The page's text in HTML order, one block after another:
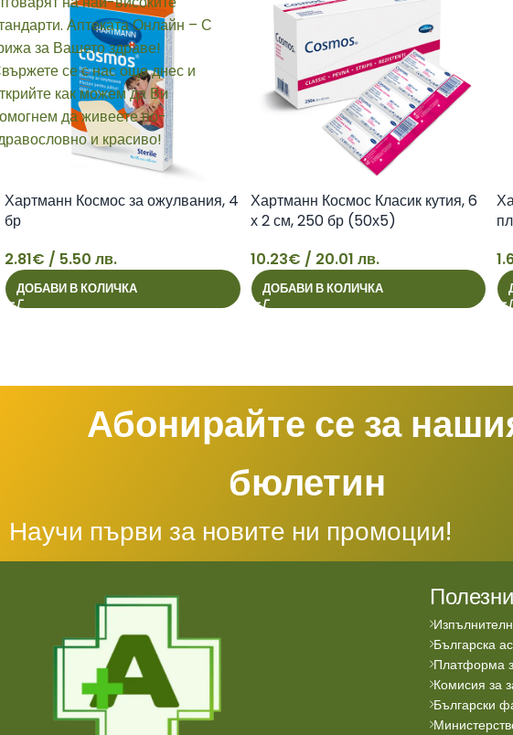
Хартманн Космос за ожулвания, 4
бр
2.81€ / 5.50 лв.
ДОБАВИ В КОЛИЧКА
Хартманн Космос Класик кутия, 6
х 2 см, 250 бр (50х5)
10.23€ / 20.01 лв.
ДОБАВИ В КОЛИЧКА
Абонирайте се за
бюлетин
Научи първи за новите ни промоции!
Българска
Платформа
Комисия за
Български